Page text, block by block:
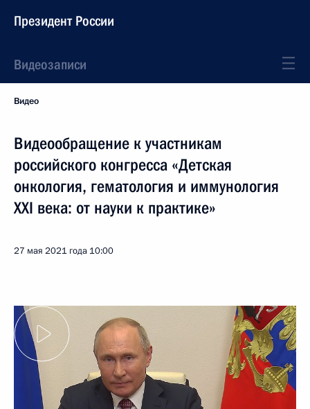
Президент России
Видеозаписи
Видео
Видеообращение к участникам
российского конгресса «Детская
онкология, гематология и иммунология
XXI века: от науки к практике»
27 мая 2021 года 10:00